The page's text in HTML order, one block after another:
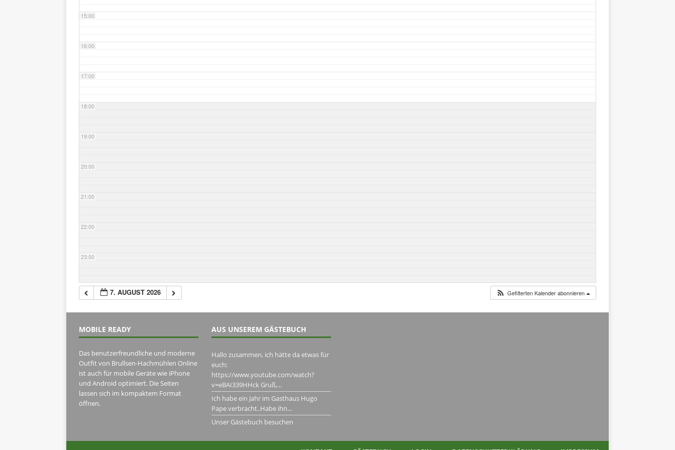
15:00
16:00
17:00
18:00
19:00
20:00
21:00
22:00
23:00
7. AUGUST 2026 Gefilterten Kalender abonnieren
MOBILE READY
Das benutzerfreundliche und moderne
Outfit von Brullsen-Hachmühlen Online
ist auch für mobile Geräte wie iPhone
und Android optimiert. Die Seiten
lassen sich im kompaktem Format
öffnen.
AUS UNSEREM GÄSTEBUCH
Hallo zusammen, ich hätte da etwas für
euch:
https://www.youtube.com/watch?
v=eBAI339HHck Gruß,...
Ich habe ein Jahr im Gasthaus Hugo
Pape verbracht..Habe ihn...
Unser Gästebuch besuchen